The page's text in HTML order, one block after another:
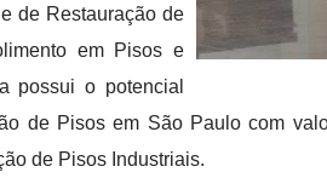
de Restauração de
em Pisos e
possui o potencial
de Pisos em São Paulo com
de Pisos Industriais.